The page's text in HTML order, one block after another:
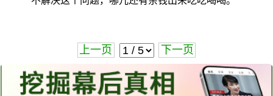
上一页 下一页